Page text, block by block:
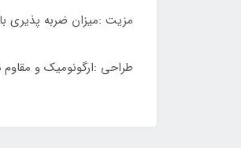
مزیت :میزان ضربه پذیری
طراحی :ارگونومیک و